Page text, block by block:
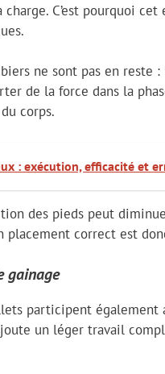
C’est pourquoi
ne sont pas en reste
de la force dans la
corps.
: exécution, efficacité et
des pieds peut
placement correct est
gainage
participent
un léger travail